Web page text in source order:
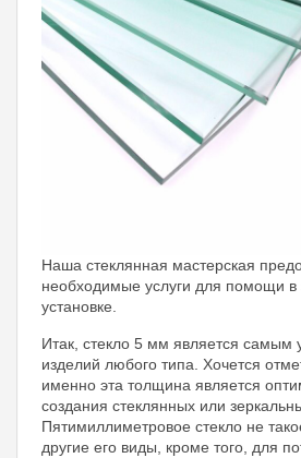
Наша стеклянная мастерская
необходимые услуги для помощи в
установке.
Итак, стекло 5 мм является самым
изделий любого типа. Хочется
именно эта толщина является
создания стеклянных или
Пятимиллиметровое стекло не
другие его виды, кроме того, для